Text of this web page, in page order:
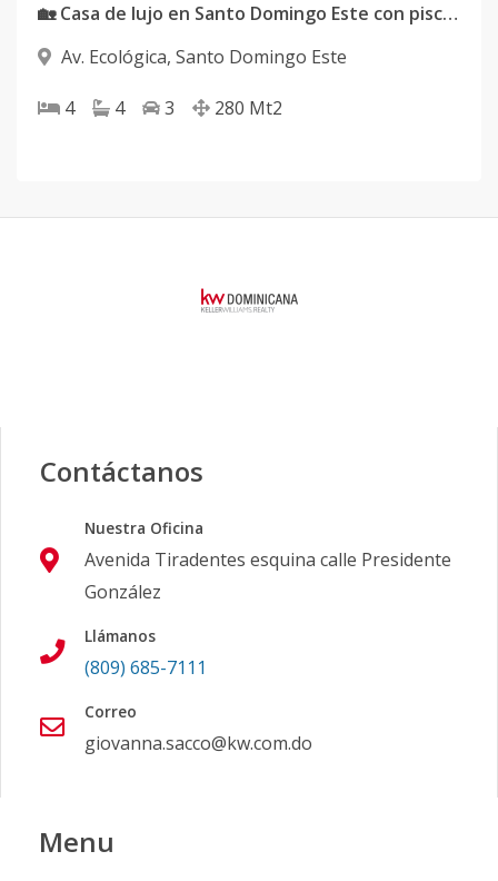
🏡 Casa de lujo en Santo Domingo Este con piscina y terraza
Av. Ecológica, Santo Domingo Este
4 4 3 280 Mt2
Contáctanos
Nuestra Oficina
Avenida Tiradentes esquina calle Presidente
González
Llámanos
(809) 685-7111
Correo
giovanna.sacco@kw.com.do
Menu